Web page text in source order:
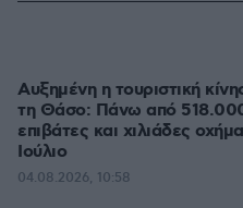
Αυξημένη η τουριστική
τη Θάσο: Πάνω από
επιβάτες και χιλιάδες
Ιούλιο
04.08.2026, 10:58